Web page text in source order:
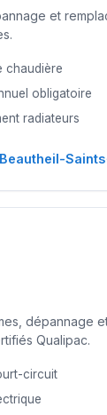
et
chaudière
obligatoire
radiateurs
Saints
dépannage
Qualipac.
circuit